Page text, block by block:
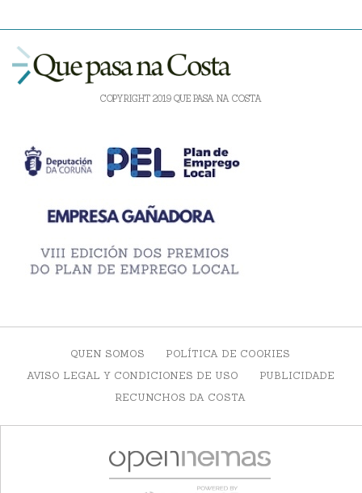
COPYRIGHT 2019 QUE PASA NA COSTA
QUEN SOMOS
POLÍTICA DE COOKIES
AVISO LEGAL Y CONDICIONES DE USO
PUBLICIDADE
RECUNCHOS DA COSTA